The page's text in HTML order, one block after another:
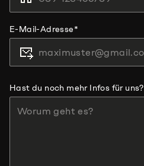
E-Mail-Adresse*
Hast du noch mehr Infos für uns?